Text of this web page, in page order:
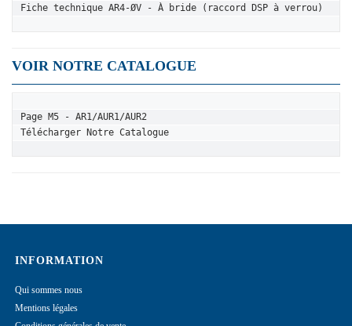
Fiche technique AR4-ØV - À bride (raccord DSP à verrou)
VOIR NOTRE CATALOGUE
Page M5 - AR1/AUR1/AUR2
Télécharger Notre Catalogue
INFORMATION
Qui sommes nous
Mentions légales